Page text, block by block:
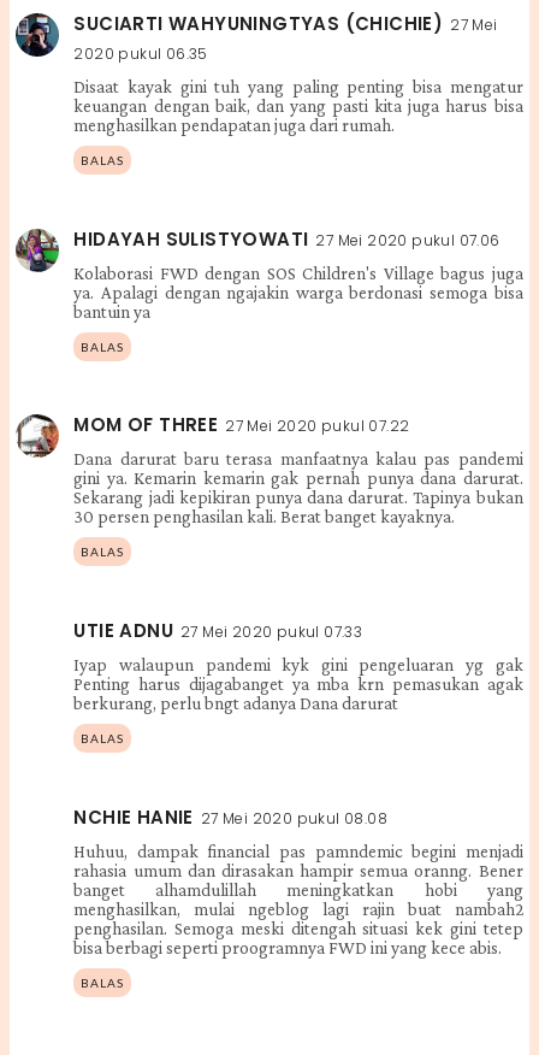
SUCIARTI WAHYUNINGTYAS (CHICHIE) 27 Mei
2020 pukul 06.35
Disaat kayak gini tuh yang paling penting bisa mengatur
keuangan dengan baik, dan yang pasti kita juga harus bisa
menghasilkan pendapatan juga dari rumah.
BALAS
HIDAYAH SULISTYOWATI 27 Mei 2020 pukul 07.06
Kolaborasi FWD dengan SOS Children's Village bagus juga
ya. Apalagi dengan ngajakin warga berdonasi semoga bisa
bantuin ya
BALAS
MOM OF THREE 27 Mei 2020 pukul 07.22
Dana darurat baru terasa manfaatnya kalau pas pandemi
gini ya. Kemarin kemarin gak pernah punya dana darurat.
Sekarang jadi kepikiran punya dana darurat. Tapinya bukan
30 persen penghasilan kali. Berat banget kayaknya.
BALAS
UTIE ADNU 27 Mei 2020 pukul 07.33
Iyap walaupun pandemi kyk gini pengeluaran yg gak
Penting harus dijagabanget ya mba krn pemasukan agak
berkurang, perlu bngt adanya Dana darurat
BALAS
NCHIE HANIE 27 Mei 2020 pukul 08.08
Huhuu, dampak financial pas pamndemic begini menjadi
rahasia umum dan dirasakan hampir semua oranng. Bener
banget alhamdulillah meningkatkan hobi yang
menghasilkan, mulai ngeblog lagi rajin buat nambah2
penghasilan. Semoga meski ditengah situasi kek gini tetep
bisa berbagi seperti proogramnya FWD ini yang kece abis.
BALAS